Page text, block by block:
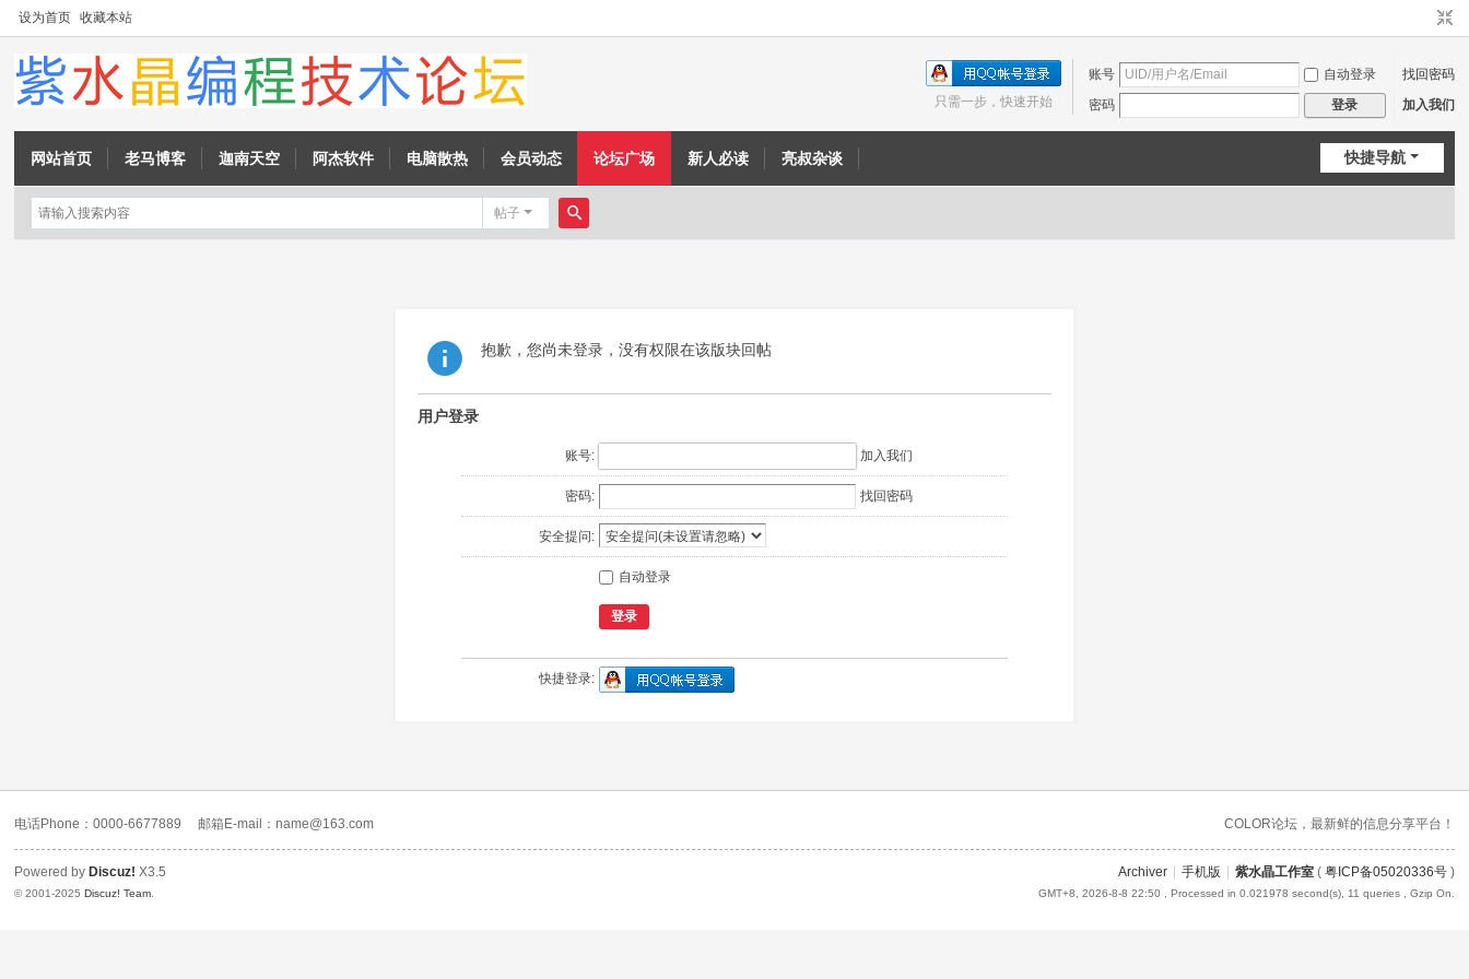
设为首页 收藏本站
账号 自动登录
找回密码
密码
登录 加入我们
只需一步，快速开始
快捷导航
网站首页 老马博客 迦南天空 阿杰软件 电脑散热 会员动态 论坛广场 新人必读 亮叔杂谈
帖子
搜
抱歉，您尚未登录，没有权限在该版块回帖
用户登录
账号: 加入我们
密码: 找回密码
安全提问:
自动登录
登录
快捷登录:
电话Phone：0000-6677889 邮箱E-mail：name@163.com COLOR论坛，最新鲜的信息分享平台！
Archiver 手机版 紫水晶工作室( 粤ICP备05020336号)
GMT+8, 2026-8-8 22:50 , Processed in 0.021978 second(s), 11 queries , Gzip On.
Powered by Discuz! X3.5
© 2001-2025Discuz! Team